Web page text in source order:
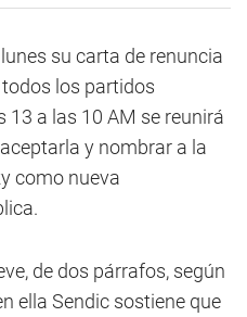
su carta de renuncia
los partidos
13 a las 10 AM se reunirá
y nombrar a la
como nueva
de dos párrafos, según
ella Sendic sostiene que